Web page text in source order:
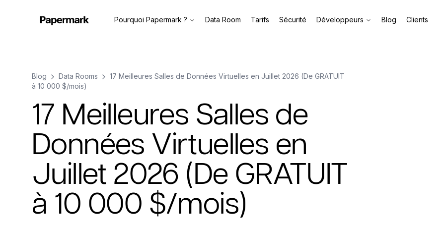
Pourquoi Papermark ? Data Room Tarifs Sécurité Développeurs Blog Clients
Blog Data Rooms
17 Meilleures Salles de Données Virtuelles en Juillet 2026 (De GRATUIT
à 10 000 $/mois)
17 Meilleures Salles de
Données Virtuelles en
Juillet 2026 (De GRATUIT
à 10 000 $/mois)